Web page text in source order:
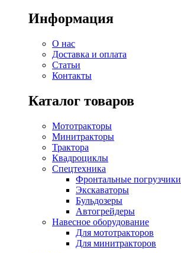
Информация
О нас
Доставка и оплата
Статьи
Контакты
Каталог товаров
Мототракторы
Минитракторы
Трактора
Квадроциклы
Спецтехника
Фронтальные погрузчики
Экскаваторы
Бульдозеры
Автогрейдеры
Навесное оборудование
Для мототракторов
Для минитракторов